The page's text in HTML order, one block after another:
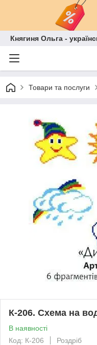
Княгиня Ольга -
Товари та послуги
К-206. Схема на
В наявності
Код: К-206
Роздріб